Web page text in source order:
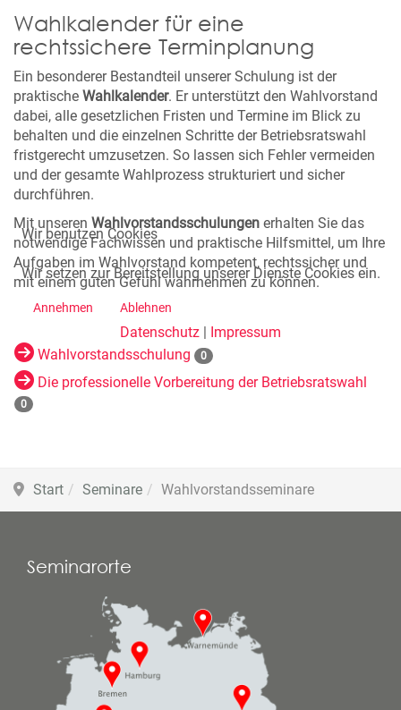
Wahlkalender für eine
rechtssichere Terminplanung
Ein besonderer Bestandteil unserer Schulung ist der
praktische Wahlkalender. Er unterstützt den Wahlvorstand
dabei, alle gesetzlichen Fristen und Termine im Blick zu
behalten und die einzelnen Schritte der Betriebsratswahl
fristgerecht umzusetzen. So lassen sich Fehler vermeiden
und der gesamte Wahlprozess strukturiert und sicher
durchführen.
Mit unseren Wahlvorstandsschulungen erhalten Sie das
notwendige Fachwissen und praktische Hilfsmittel, um Ihre
Aufgaben im Wahlvorstand kompetent, rechtssicher und
mit einem guten Gefühl wahrnehmen zu können.
Wahlvorstandsschulung 0
Die professionelle Vorbereitung der Betriebsratswahl
0
Start Seminare Wahlvorstandsseminare
Seminarorte
Wir benutzen Cookies
Wir setzen zur Bereitstellung unserer Dienste Cookies ein.
Annehmen Ablehnen
Datenschutz | Impressum